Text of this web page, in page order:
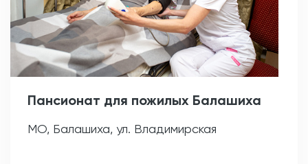
Пансионат для пожилых Балашиха
МО, Балашиха, ул. Владимирская